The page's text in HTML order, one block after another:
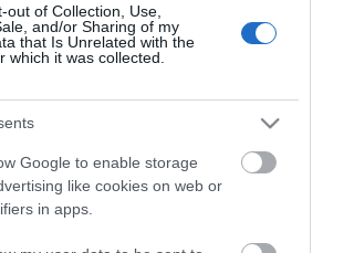
out of Collection, Use,
and/or Sharing of my
that Is Unrelated with the
which it was collected.
Google to enable storage
like cookies on web or
in apps.
12,54 €